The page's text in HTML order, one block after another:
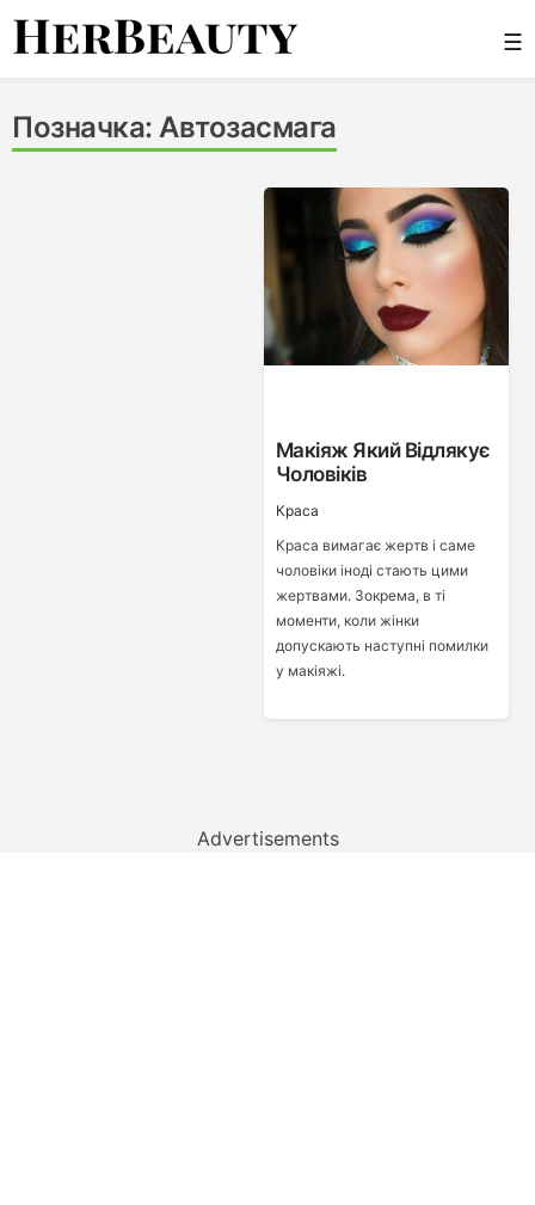
Skip
☰
Позначка: Автозасмага
Макіяж Який Відлякує
Чоловіків
Краса
Краса вимагає жертв і саме
чоловіки іноді стають цими
жертвами. Зокрема, в ті
моменти, коли жінки
допускають наступні помилки
у макіяжі.
Advertisements